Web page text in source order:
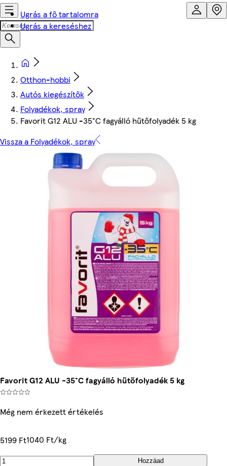
Ugrás a fő tartalomra
Ugrás a kereséshez
Otthon-hobbi
Autós kiegészítők
Folyadékok, spray
Favorit G12 ALU -35°C fagyálló hűtőfolyadék 5 kg
Vissza a Folyadékok, spray
Favorit G12 ALU -35°C fagyálló hűtőfolyadék 5 kg
Még nem érkezett értékelés
5199 Ft1040 Ft/kg
Hozzáad